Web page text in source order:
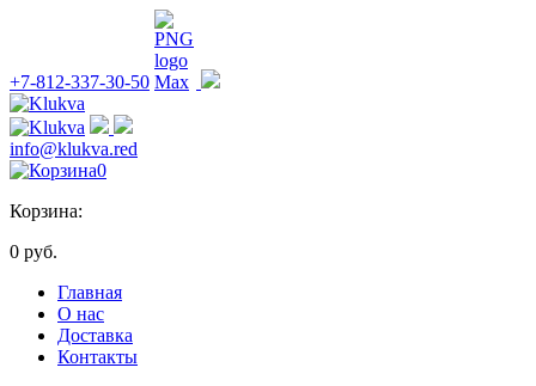
+7-812-337-30-50
info@klukva.red
0
Корзина:
0 руб.
Главная
О нас
Доставка
Контакты